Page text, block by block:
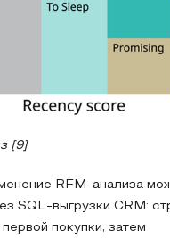
[9]
RFM‑анализа
SQL‑выгрузки CRM:
покупки, затем